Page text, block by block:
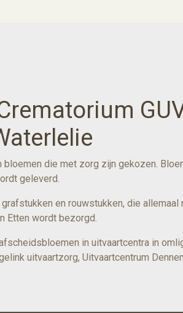
bloemen die met zorg zijn gekozen.
geleverd.
en rouwstukken, die
Etten wordt bezorgd.
in uitvaartcentra in
uitvaartzorg, Uitvaartcentrum